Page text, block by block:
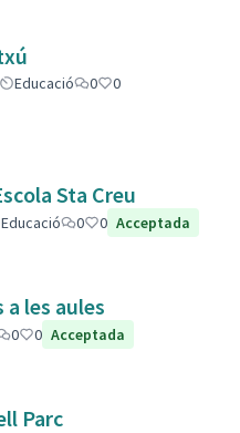
Educació 0
0
Sta Creu
Educació 0 0 Acceptada
les aules
0 0 Acceptada
Parc